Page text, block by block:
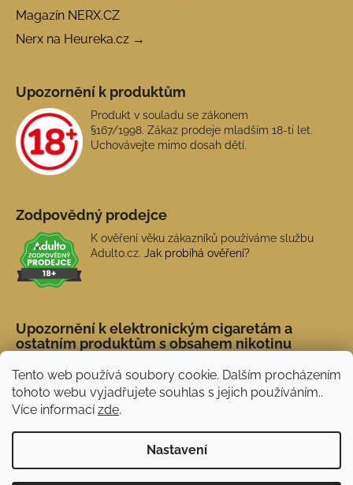
Tento web používá soubory cookie. Dalším procházením
tohoto webu vyjadřujete souhlas s jejich používáním..
Více informacízde.
Nastavení
Novinka: Akční doprava s PPL od 45 Kč. Při
Magazín NERX.CZ
Nerx na Heureka.cz →
Upozornění k produktům
Produkt v souladu se zákonem
§167/1998. Zákaz prodeje mladším 18-ti let.
Uchovávejte mimo dosah dětí.
Zodpovědný prodejce
K ověření věku zákazníků používáme službu
Adulto.cz. Jak probíhá ověření?
Upozornění k elektronickým cigaretám a
ostatním produktům s obsahem nikotinu